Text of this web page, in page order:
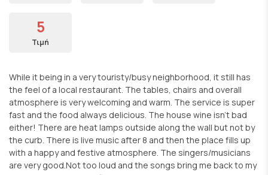
5
Τιμή
While it being in a very touristy/busy neighborhood, it still has
the feel of a local restaurant. The tables, chairs and overall
atmosphere is very welcoming and warm. The service is super
fast and the food always delicious. The house wine isn't bad
either! There are heat lamps outside along the wall but not by
the curb. There is live music after 8 and then the place fills up
with a happy and festive atmosphere. The singers/musicians
are very good.Not too loud and the songs bring me back to my